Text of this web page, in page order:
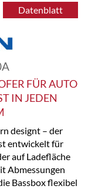
Datenblatt
FÜR AUTO
IN JEDEN
designt – der
entwickelt für
auf Ladefläche
Abmessungen
Bassbox flexibel